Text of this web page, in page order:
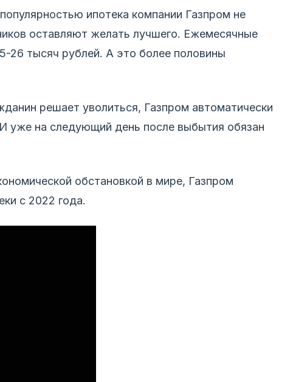
ипотека компании Газпром не
оставляют желать лучшего. Ежемесячные
26 тысяч рублей. А это более половины
решает уволиться, Газпром автоматически
И уже на следующий день после выбытия обязан
обстановкой в мире, Газпром
с 2022 года.